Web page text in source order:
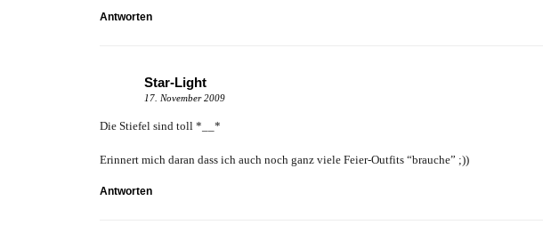
Antworten
Star-Light
17. November 2009
Die Stiefel sind toll *__*
Erinnert mich daran dass ich auch noch ganz viele Feier-Outfits “brauche” ;))
Antworten